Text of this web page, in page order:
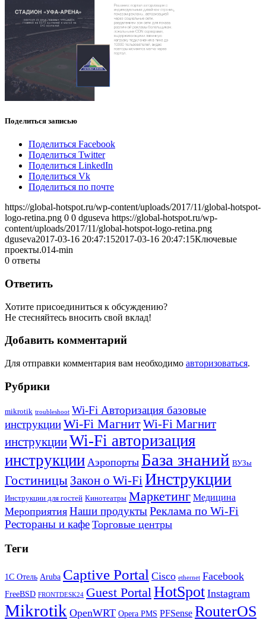
Поделиться записью
Поделиться Facebook
Поделиться Twitter
Поделиться LinkedIn
Поделиться Vk
Поделиться по почте
https://global-hotspot.ru/wp-content/uploads/2017/11/global-hotspot-
logo-retina.png 0 0 dguseva https://global-hotspot.ru/wp-
content/uploads/2017/11/global-hotspot-logo-retina.png
dguseva2017-03-16 20:47:152017-03-16 20:47:15Ключевые
проекты.014-min
0 ответы
Ответить
Хотите присоединиться к обсуждению?
Не стесняйтесь вносить свой вклад!
Добавить комментарий
Для отправки комментария вам необходимо авторизоваться.
Рубрики
mikrotik troubleshoot Wi-Fi Авторизация базовые
инструкцииWi-Fi МагнитWi-Fi Магнит
инструкцииWi-Fi авторизация
инструкции Аэропорты База знаний ВУЗы
Гостиницы Закон о Wi-FiИнструкции
Инструкции для гостей Кинотеатры Маркетинг Медицина
Мероприятия Наши продуктыРеклама по Wi-Fi
Рестораны и кафе Торговые центры
Теги
1С Отель Aruba Captive Portal Cisco ethernet Facebook
FreeBSD FRONTDESK24 Guest PortalHotSpot Instagram
Mikrotik OpenWRT Opera PMS PFSense RouterOS